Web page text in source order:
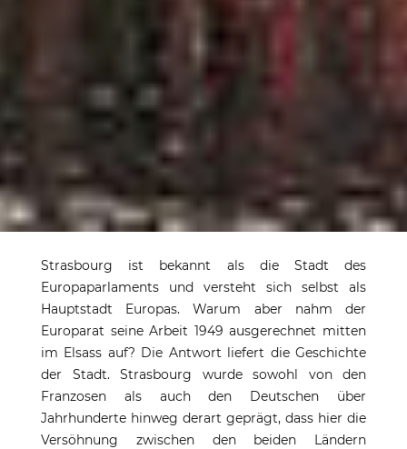
Hauptstadt Europas
Stadt des Europaparlaments, des
Buchdrucks und der Marseillaise
Strasbourg ist bekannt als die Stadt des
Europaparlaments und versteht sich selbst als
Hauptstadt Europas. Warum aber nahm der
Europarat seine Arbeit 1949 ausgerechnet mitten
im Elsass auf? Die Antwort liefert die Geschichte
der Stadt. Strasbourg wurde sowohl von den
Franzosen als auch den Deutschen über
Jahrhunderte hinweg derart geprägt, dass hier die
Versöhnung zwischen den beiden Ländern